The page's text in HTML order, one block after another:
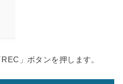
」ボタンを押します。